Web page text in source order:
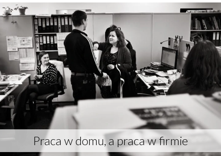
Praca w domu, a praca w firmie
More